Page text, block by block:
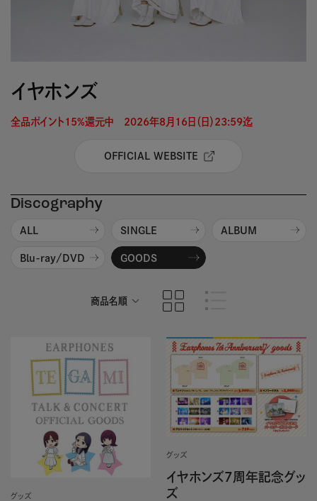
イヤホンズ
全品ポイント15%還元中　2026年8月16日（日）23:59迄
OFFICIAL WEBSITE
Discography
ALL SINGLE ALBUM
Blu-ray/DVD GOODS
商品名順
グッズ
グッズ
イヤホンズ7周年記念グッ
ズ